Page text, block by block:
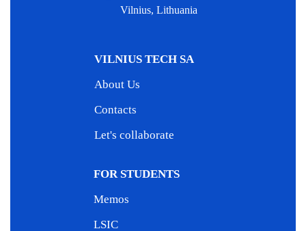
Vilnius, Lithuania
VILNIUS TECH SA
About Us
Contacts
Let's collaborate
FOR STUDENTS
Memos
LSIC